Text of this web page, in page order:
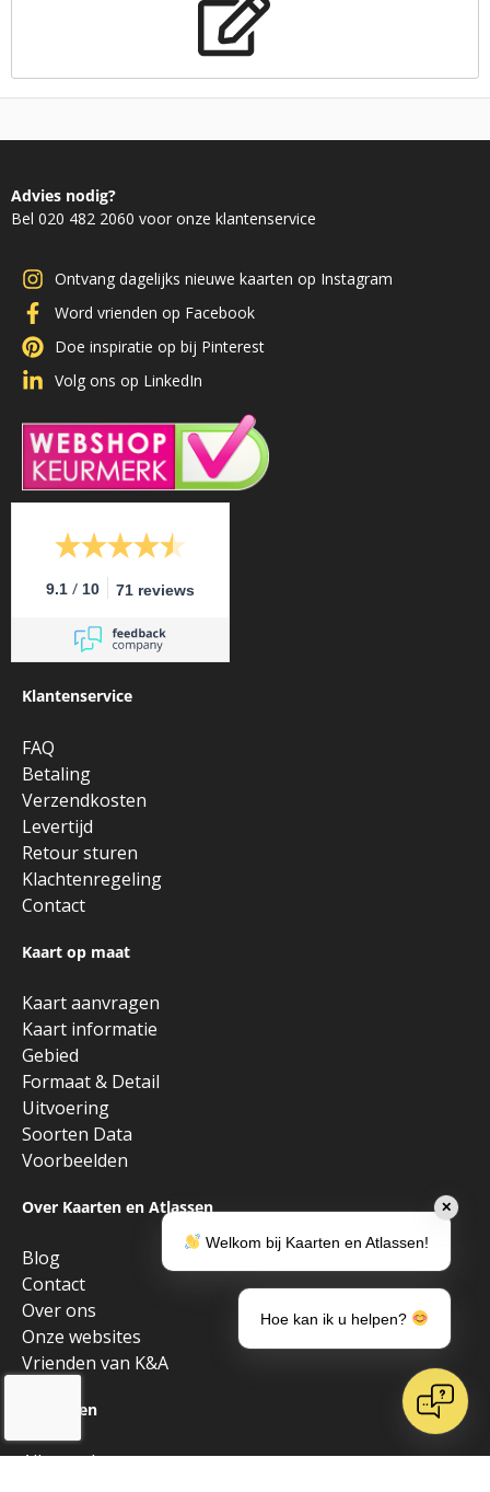
Advies nodig?
Bel 020 482 2060 voor onze klantenservice
Ontvang dagelijks nieuwe kaarten op Instagram
Word vrienden op Facebook
Doe inspiratie op bij Pinterest
Volg ons op LinkedIn
9.1 / 10 71 reviews
Klantenservice
FAQ
Betaling
Verzendkosten
Levertijd
Retour sturen
Klachtenregeling
Contact
Kaart op maat
Kaart aanvragen
Kaart informatie
Gebied
Formaat & Detail
Uitvoering
Soorten Data
Voorbeelden
Over Kaarten en Atlassen
Blog
Contact
Over ons
Onze websites
Vrienden van K&A
Algemeen
Alle producten
✕
Welkom bij Kaarten en Atlassen!
Hoe kan ik u helpen?